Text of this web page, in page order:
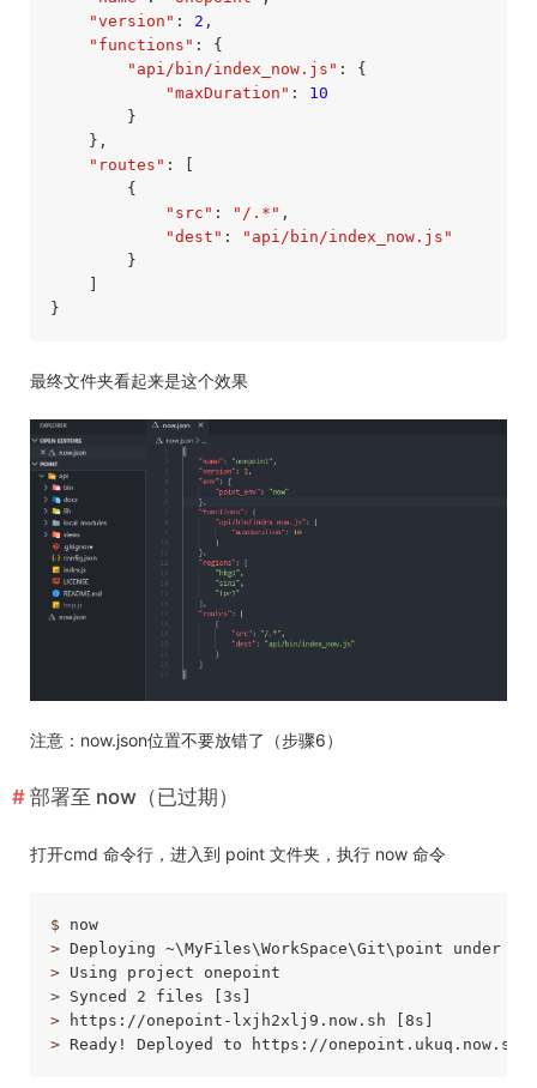
"version" : 2 ,
"functions" : {
"api/bin/index_now.js" : {
"maxDuration" : 10
        }
    },
"routes" : [
        {
"src" : "/.*" ,
"dest" :
"api/bin/index_now.js"
        }
}
最终文件夹看起来是这个效果
注意：now.json位置不要放错了（步骤6）
部署至 now（已过期）
打开cmd 命令行，进入到 point 文件夹，执行 now 命令
$ now
> Deploying ~\MyFiles\WorkSpace\Git\point under
> Using project onepoint
> Synced 2 files [3s]
> https://onepoint-lxjh2xlj9.now.sh [8s]
> Ready! Deployed to https://onepoint.ukuq.now.sh